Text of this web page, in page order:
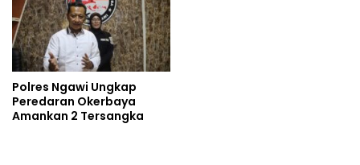
Polres Ngawi Ungkap
Peredaran Okerbaya
Amankan 2 Tersangka